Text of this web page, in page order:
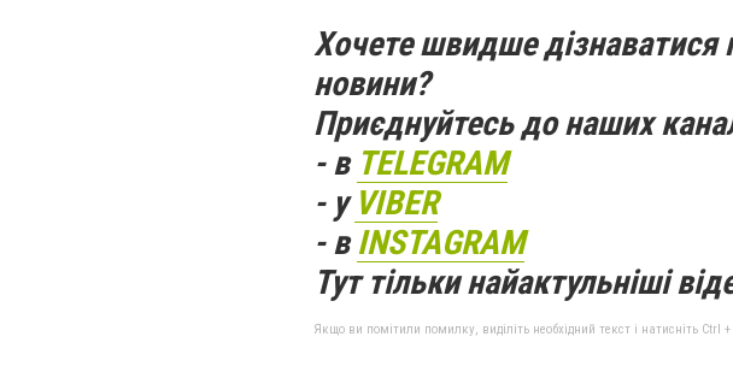
Хочете швидше дізнаватися
новини?
Приєднуйтесь до наших
- в TELEGRAM
- у VIBER
- вINSTAGRAM
Тут тільки найактульніші
Якщо ви помітили помилку, виділіть необхідний текст і натисніть Ctrl